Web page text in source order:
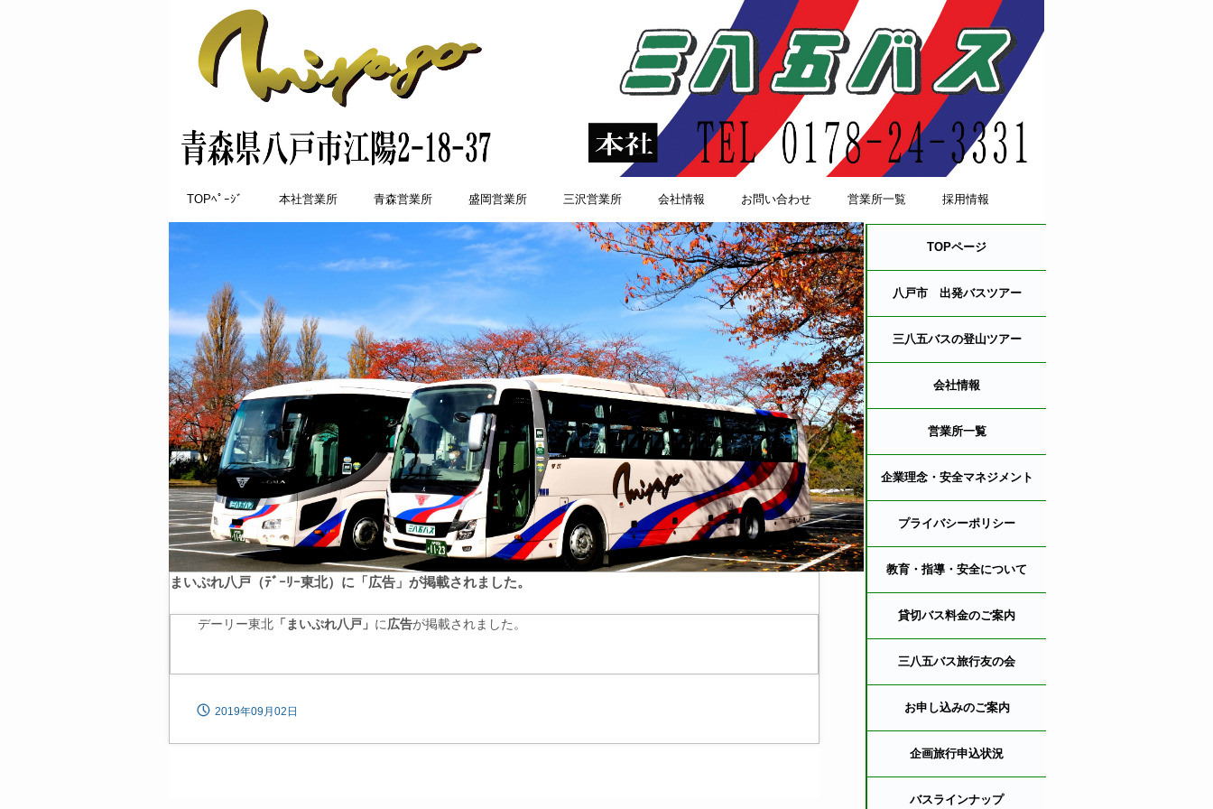
TOPﾍﾟｰｼﾞ 本社営業所 青森営業所 盛岡営業所 三沢営業所 会社情報 お問い合わせ 営業所一覧 採用情報
まいぷれ八戸（ﾃﾞｰﾘｰ東北）に「広告」が掲載されました。
デーリー東北 「まいぷれ八戸」 に広告が掲載されました。
2019年09月02日
TOPページ
八戸市 出発バスツアー
三八五バスの登山ツアー
会社情報
営業所一覧
企業理念・安全マネジメント
プライバシーポリシー
教育・指導・安全について
貸切バス料金のご案内
三八五バス旅行友の会
お申し込みのご案内
企画旅行申込状況
バスラインナップ